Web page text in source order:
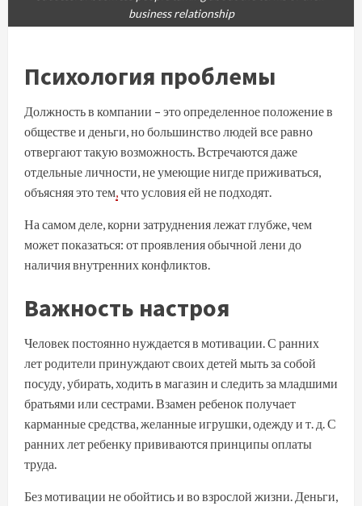
business relationship
Психология проблемы
Должность в компании – это определенное положение в
обществе и деньги, но большинство людей все равно
отвергают такую возможность. Встречаются даже
отдельные личности, не умеющие нигде приживаться,
объясняя это тем,что условия ей не подходят.
На самом деле, корни затруднения лежат глубже, чем
может показаться: от проявления обычной лени до
наличия внутренних конфликтов.
Важность настроя
Человек постоянно нуждается в мотивации. С ранних
лет родители принуждают своих детей мыть за собой
посуду, убирать, ходить в магазин и следить за младшими
братьями или сестрами. Взамен ребенок получает
карманные средства, желанные игрушки, одежду и т. д. С
ранних лет ребенку прививаются принципы оплаты
труда.
Без мотивации не обойтись и во взрослой жизни. Деньги,